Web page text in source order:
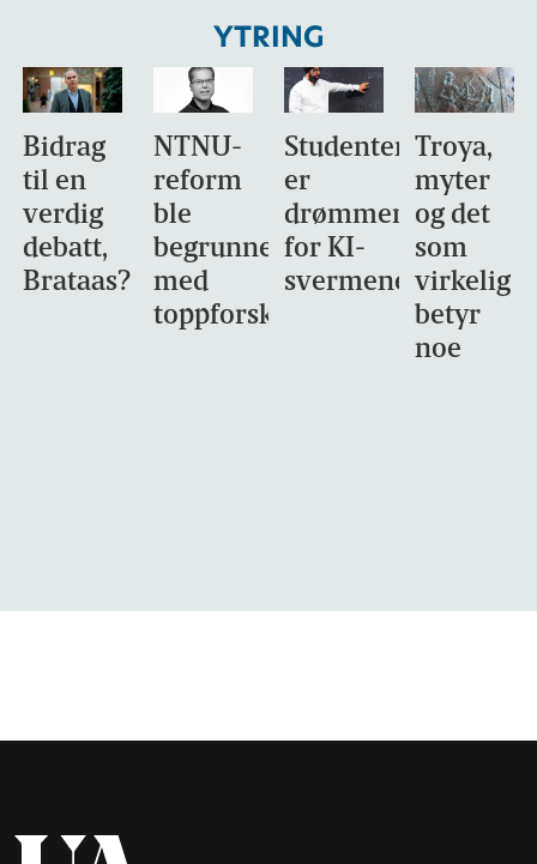
YTRING
Bidrag
til en
verdig
debatt,
Brataas?
NTNU-
reform
ble
begrunnet
med
toppforskning
Studentene
er
drømmemålet
for KI-
svermene
Troya,
myter
og det
som
virkelig
betyr
noe